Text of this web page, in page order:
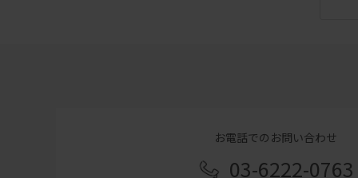
お電話でのお問い合わせ
03-6222-0763